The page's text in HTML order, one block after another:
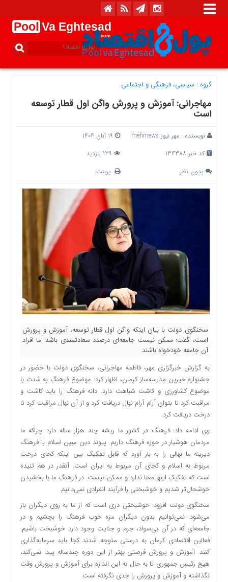
Pool Va Eghtesad
.com
گروه : سیاسی، فرهنگی و اجتماعی
مهاجرانی: آموزش و پرورش واگن اول قطار توسعه
است
نویسنده : مهر نیوز mehrnews
کد خبر 134388
بدون نظر
پرینت
سخنگوی دولت با بیان اینکه واگن اول قطار توسعه، آموزش و پرورش
است، گفت: ممکن نیست جامعه‌ای درصدد سعادتمندی باشد اما افراد
آن جامعه خودخواه باشند.
به گزارش خبرگزاری مهر، فاطمه مهاجرانی، سخنگوی دولت با حضور در
جشنواره خیرین مدرسه‌ساز کرمان، اظهار کرد: موضوع فرهنگ به شدت با
موضوع کشاورزی و کاشت شباهت دارد. دانه فرهنگ را باید کاشت و
مراقبت کرد تا بتوان آرام آرام نهال دریافت کرد و از آن نهال مراقبت کرد تا
درخت دریافت کرد.
وی ادامه داد: فرهنگ در کشور ما ریشه چند هزار ساله دارد چراکه ما
مردمان هوشیار در حوزه فرهنگ داریم. پیوند دین مبین اسلام با فرهنگ
دیرینه ما نهالی را به بار آورد که قابل تفکیک بین اینکه کجای درخت
مربوط به اسلام و کجای آن مربوط به ایران است. آنقدر در هم تنیده
است که تفکیک اینها معنا ندارد و ممکن نیست‌. در فرهنگ ما با بخشیدن
خوشحال‌تر شدیم و خوشبختی را فرآیند انفرادی نمی‌دانیم‌.
سخنگوی دولت افزود: خوشبختی دری است که از ما به روی دیگران باز
می‌شود. نمی‌توانیم بدون دیگران مزه خوب فرهنگ را بچشیم و در
جامعه‌ای که در آن بی‌سواد، جرم و جنایت وجود دارد خوشبخت باشیم.
فعالین اقتصادی کرمان به درستی متوجه شدند کجا باید سرمایه‌گذاری
کنند. آموزش و پرورش فرصتی بهتر از این دوره چندساله پیدا نمی‌کند،
هیچ رئیس جمهوری تا به حال به این اندازه برای آموزش و پرورش وقت
نگذاشته و آموزش و پرورش را جدی نگرفته است.